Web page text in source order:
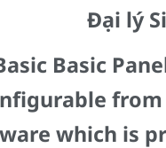
Đại lý
Basic
from
which is